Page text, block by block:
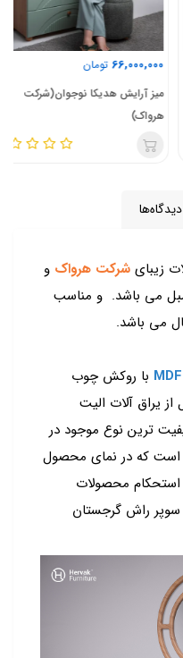
66,000,000 تومان
میز آرایش هدیکا نوجوان(شرکت
هرواک)
دیدگاه‌ها
زیبای شرکت هرواک و
می باشد. و مناسب
می باشد.
با روکش چوب
یراق آلات الیت
ترین نوع موجود در
است که در نمای محصول
محصولات
راش گرجستان